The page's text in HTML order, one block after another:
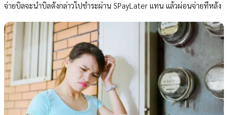
จ่ายบิลจะนำบิลดังกล่าวไปชำระผ่าน SPayLater แทน แล้วผ่อนจ่ายทีหลัง